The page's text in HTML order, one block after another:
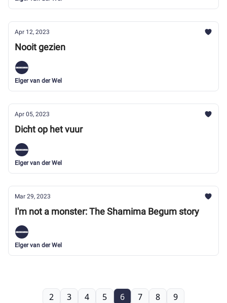
Apr 12, 2023
Nooit gezien
Elger van der Wel
Apr 05, 2023
Dicht op het vuur
Elger van der Wel
Mar 29, 2023
I'm not a monster: The Shamima Begum story
Elger van der Wel
2 3 4 5 6 7 8 9